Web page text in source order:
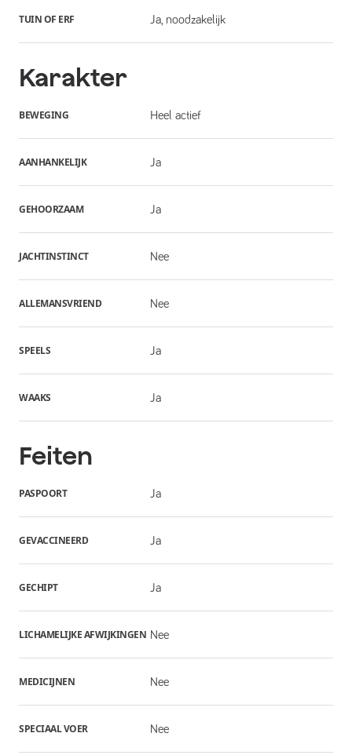
TUIN OF ERF Ja, noodzakelijk
Karakter
BEWEGING Heel actief
AANHANKELIJK Ja
GEHOORZAAM Ja
JACHTINSTINCT Nee
ALLEMANSVRIEND Nee
SPEELS Ja
WAAKS Ja
Feiten
PASPOORT Ja
GEVACCINEERD Ja
GECHIPT Ja
LICHAMELIJKE AFWIJKINGEN Nee
MEDICIJNEN Nee
SPECIAAL VOER Nee